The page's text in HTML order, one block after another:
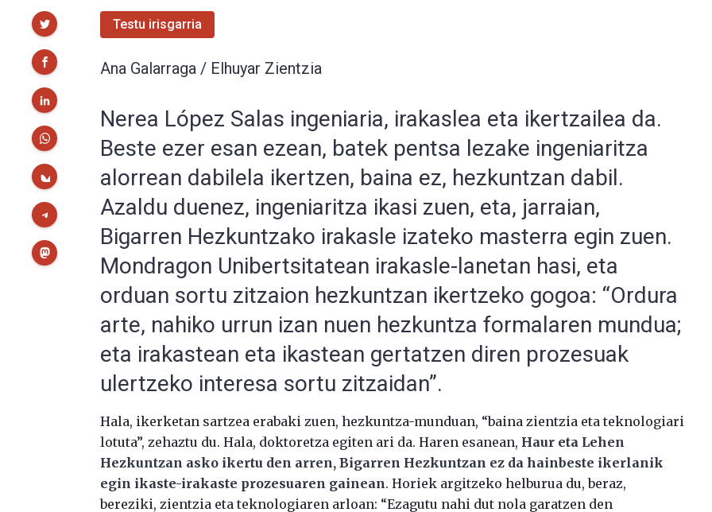
Testu irisgarria
Ana Galarraga / Elhuyar Zientzia
Nerea López Salas ingeniaria, irakaslea eta ikertzailea da.
Beste ezer esan ezean, batek pentsa lezake ingeniaritza
alorrean dabilela ikertzen, baina ez, hezkuntzan dabil.
Azaldu duenez, ingeniaritza ikasi zuen, eta, jarraian,
Bigarren Hezkuntzako irakasle izateko masterra egin zuen.
Mondragon Unibertsitatean irakasle-lanetan hasi, eta
orduan sortu zitzaion hezkuntzan ikertzeko gogoa: “Ordura
arte, nahiko urrun izan nuen hezkuntza formalaren mundua;
eta irakastean eta ikastean gertatzen diren prozesuak
ulertzeko interesa sortu zitzaidan”.
Hala, ikerketan sartzea erabaki zuen, hezkuntza-munduan, “baina zientzia eta teknologiari
lotuta”, zehaztu du. Hala, doktoretza egiten ari da. Haren esanean, Haur eta Lehen
Hezkuntzan asko ikertu den arren, Bigarren Hezkuntzan ez da hainbeste ikerlanik
egin ikaste-irakaste prozesuaren gainean. Horiek argitzeko helburua du, beraz,
bereziki, zientzia eta teknologiaren arloan: “Ezagutu nahi dut nola garatzen den
Partekatu